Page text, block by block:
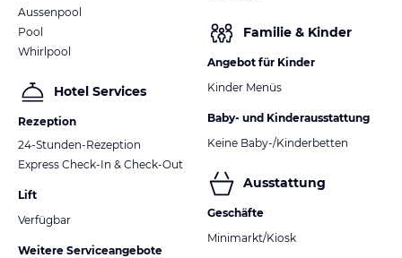
Aussenpool
Pool
Whirlpool
Hotel Services
Rezeption
24-Stunden-Rezeption
Express Check-In & Check-Out
Lift
Verfügbar
Weitere Serviceangebote
Familie & Kinder
Angebot für Kinder
Kinder Menüs
Baby- und Kinderausstattung
Keine Baby-/Kinderbetten
Ausstattung
Geschäfte
Minimarkt/Kiosk